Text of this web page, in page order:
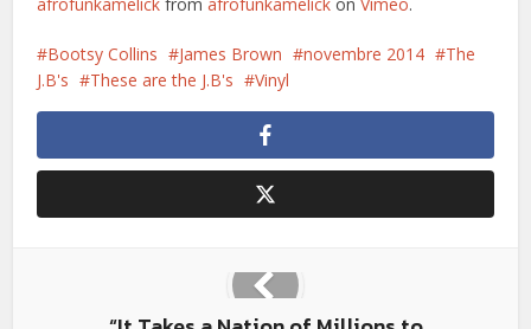
Bootsy Collins James Brown novembre 2014
The
J.B's
These are the J.B's Vinyl